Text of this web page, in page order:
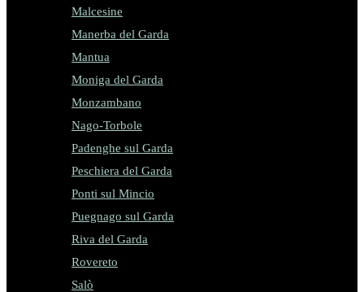
Malcesine
Manerba del Garda
Mantua
Moniga del Garda
Monzambano
Nago-Torbole
Padenghe sul Garda
Peschiera del Garda
Ponti sul Mincio
Puegnago sul Garda
Riva del Garda
Rovereto
Salò